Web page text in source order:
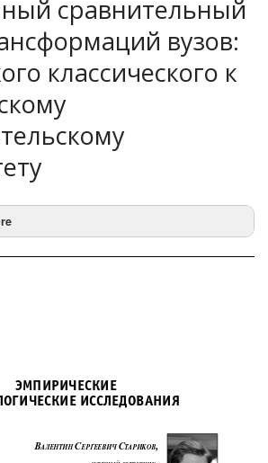
сравнительный
вузов:
классического к